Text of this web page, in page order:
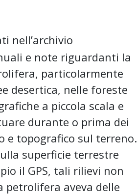
nell’archivio
e note riguardanti la
particolarmente
desertica, nelle foreste
a piccola scala e
durante o prima dei
e topografico sul terreno.
superficie terrestre
il GPS, tali rilievi non
petrolifera aveva delle